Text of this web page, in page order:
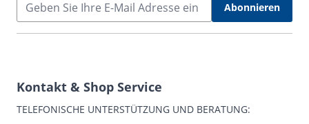
Abonnieren
Kontakt & Shop Service
TELEFONISCHE UNTERSTÜTZUNG UND BERATUNG: